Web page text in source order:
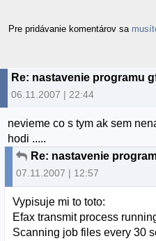
Pre pridávanie komentárov sa
Re: nastavenie programu
06.11.2007 | 22:44
nevieme co s tym ak sem
hodi .....
Re: nastavenie
07.11.2007 | 12:57
Vypisuje mi to toto:
Efax transmit process
Scanning job files every 30